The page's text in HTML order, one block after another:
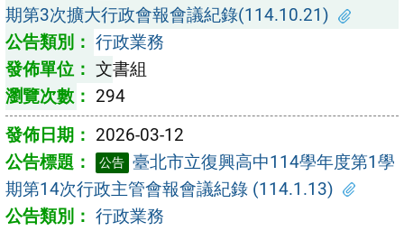
期第3次擴大行政會報會議紀錄(114.10.21)
行政業務
文書組
294
2026-03-12
公告 臺北市立復興高中114學年度第1學
期第14次行政主管會報會議紀錄 (114.1.13)
行政業務